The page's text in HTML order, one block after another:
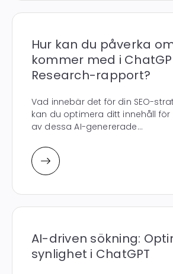
Hur kan du påverka
kommer med i
Research-rapport?
Vad innebär det för din SEO-
kan du optimera ditt innehåll för
av dessa AI-genererade...
AI-driven sökning:
synlighet i ChatGPT